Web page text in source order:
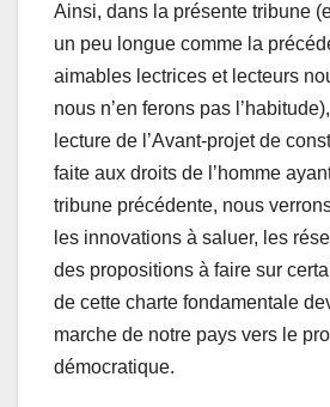
Ainsi, dans la présente tribune
un peu longue comme la
aimables lectrices et lecteurs
nous n’en ferons pas
lecture de l’Avant-projet de
faite aux droits de l’homme
tribune précédente, nous
les innovations à saluer, les
des propositions à faire sur
de cette charte fondamentale
marche de notre pays vers le
démocratique.